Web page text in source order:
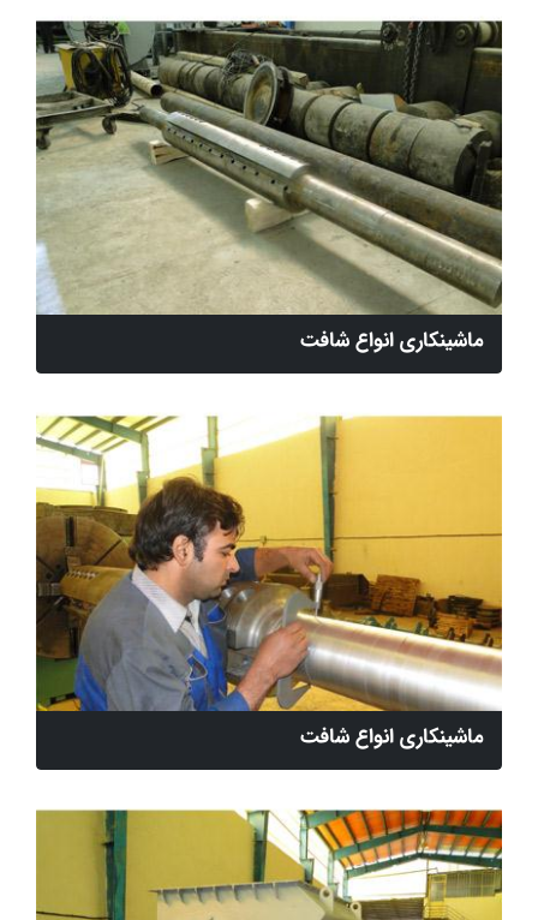
ماشینکاری انواع شافت
ماشینکاری انواع شافت